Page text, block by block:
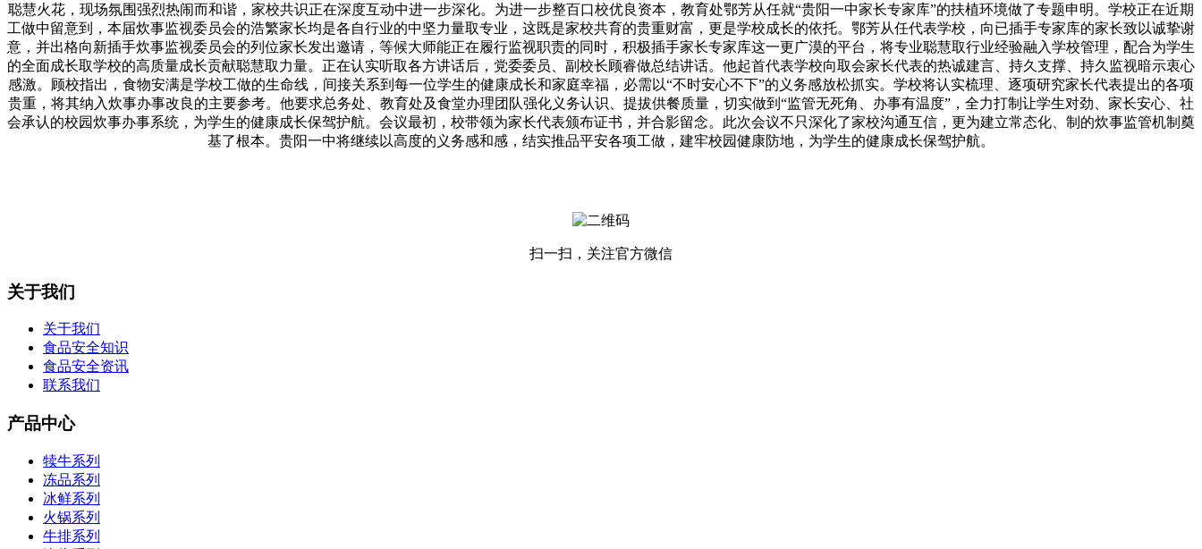
聪慧火花，现场氛围强烈热闹而和谐，家校共识正在深度互动中进一步深化。为进一步整百口校优良资本，教育处鄂芳从任就“贵阳一中家长专家库”的扶植环境做了专题申明。学校正在近期
工做中留意到，本届炊事监视委员会的浩繁家长均是各自行业的中坚力量取专业，这既是家校共育的贵重财富，更是学校成长的依托。鄂芳从任代表学校，向已插手专家库的家长致以诚挚谢
意，并出格向新插手炊事监视委员会的列位家长发出邀请，等候大师能正在履行监视职责的同时，积极插手家长专家库这一更广漠的平台，将专业聪慧取行业经验融入学校管理，配合为学生
的全面成长取学校的高质量成长贡献聪慧取力量。正在认实听取各方讲话后，党委委员、副校长顾睿做总结讲话。他起首代表学校向取会家长代表的热诚建言、持久支撑、持久监视暗示衷心
感激。顾校指出，食物安满是学校工做的生命线，间接关系到每一位学生的健康成长和家庭幸福，必需以“不时安心不下”的义务感放松抓实。学校将认实梳理、逐项研究家长代表提出的各项
贵重，将其纳入炊事办事改良的主要参考。他要求总务处、教育处及食堂办理团队强化义务认识、提拔供餐质量，切实做到“监管无死角、办事有温度”，全力打制让学生对劲、家长安心、社
会承认的校园炊事办事系统，为学生的健康成长保驾护航。会议最初，校带领为家长代表颁布证书，并合影留念。此次会议不只深化了家校沟通互信，更为建立常态化、制的炊事监管机制奠
基了根本。贵阳一中将继续以高度的义务感和感，结实推品平安各项工做，建牢校园健康防地，为学生的健康成长保驾护航。
扫一扫，关注官方微信
关于我们
关于我们
食品安全知识
食品安全资讯
联系我们
产品中心
犊牛系列
冻品系列
冰鲜系列
火锅系列
牛排系列